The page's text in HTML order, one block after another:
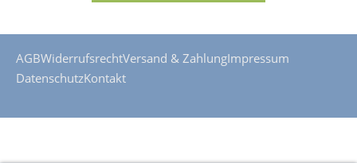
AGBWiderrufsrechtVersand & ZahlungImpressum
DatenschutzKontakt